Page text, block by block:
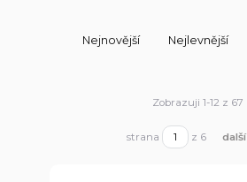
Nejnovější Nejlevnější
Zobrazuji 1-12 z 67
strana z 6 další